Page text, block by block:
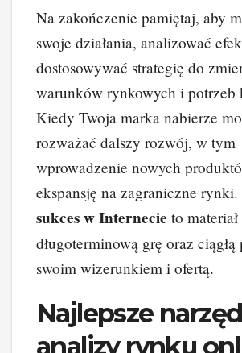
Na zakończenie pamiętaj, aby
swoje działania, analizować
dostosowywać strategię do
warunków rynkowych i potrzeb
Kiedy Twoja marka nabierze
rozważać dalszy rozwój, w tym
wprowadzenie nowych
ekspansję na zagraniczne
sukces w Internecie to
długoterminową grę oraz ciągłą
swoim wizerunkiem i ofertą.
Najlepsze
analizy rynku